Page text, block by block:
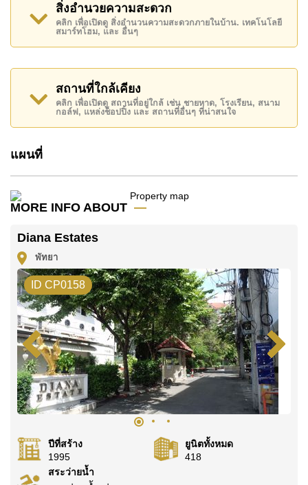
ท, ร้านซักผ้า
สถานที่สำคัญใกล้ Diana Estates ได้แก่: ไกล้เคียงรถ
ประจำทาง, บิ๊กซี เอ็กซ์ตร้า , พัทยาปาร์ค, ถนนคนเดิน ,
เอเชีย 9 หลุม กอล์ฟ , รพ.กรุงเทพพัทยา, โรงพยาบาล
เมืองพัทยา
อสังหาริมทรัพย์นี้เปิดให้เช่าระยะยาวในราคา ฿ 25,000
บาทต่อเดือน
โปรดทราบว่าราคาค่าเช่าที่ Cornerstone Real Estate
ค้นพบโอกาสในการทำให้ที่อยู่อาศัยนี้เป็นบ้านในฝันของ
ติดต่อ Cornerstone Real Estate โทร +6638411250
หรือ อีเมลinfo@cornerstone.co.th
WhatsApp ของสำนักงาน:+66807945904และ LINE:
@cornerstonepattaya
สิ่งอำนวยความสะดวก
คลิก เพื่อเปิดดู สิ่งอำนวนความสะดวกภายในบ้าน. เทคโนโลยี
สมาร์ทโฮม, และ อื่นๆ
สถานที่ใกล้เคียง
คลิก เพื่อเปิดดู สถานที่อยู่ใกล้ เช่น ชายหาด, โรงเรียน, สนาม
กอล์ฟ, แหล่งช็อปปิ้ง และ สถานที่อื่นๆ ที่น่าสนใจ
แผนที่
MORE INFO ABOUT
Diana Estates
พัทยา
ID CP0158
ปีที่สร้าง
1995
ยูนิตทั้งหมด
418
สระว่ายน้ำ